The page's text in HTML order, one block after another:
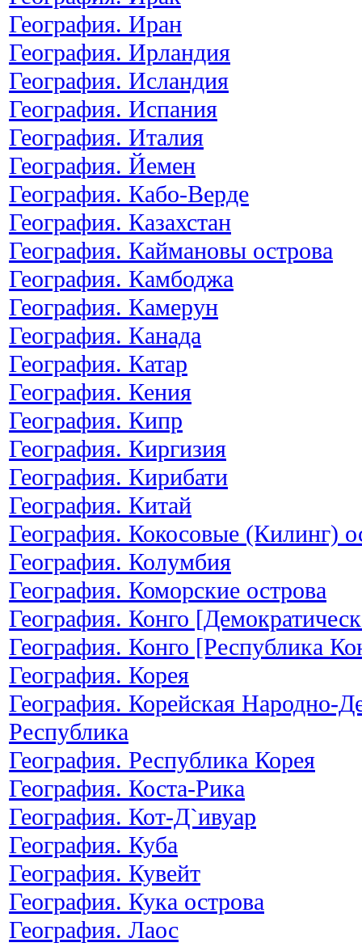
География. Иран
География. Ирландия
География. Исландия
География. Испания
География. Италия
География. Йемен
География. Кабо-Верде
География. Казахстан
География. Каймановы острова
География. Камбоджа
География. Камерун
География. Канада
География. Катар
География. Кения
География. Кипр
География. Киргизия
География. Кирибати
География. Китай
География. Кокосовые (Килинг)
География. Колумбия
География. Коморские острова
География. Конго
География. Конго [Республика
География. Корея
География. Корейская Народно-
Республика
География. Республика Корея
География. Коста-Рика
География. Кот-Д`ивуар
География. Куба
География. Кувейт
География. Кука острова
География. Лаос